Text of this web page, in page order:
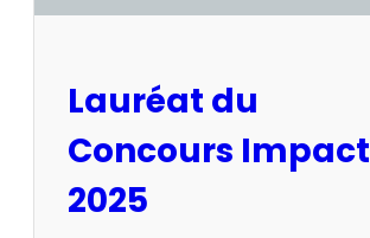
Lauréat du
Concours Impact
2025